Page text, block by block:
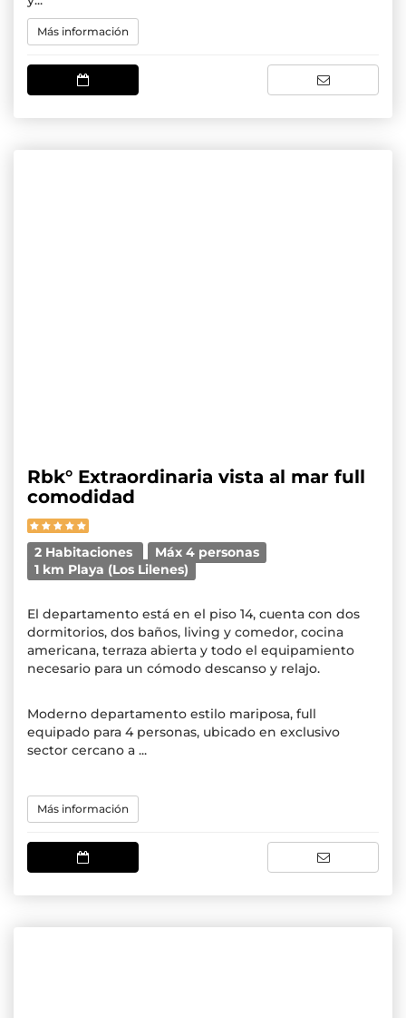
Más información
Rbk° Extraordinaria vista al mar full
comodidad
2 Habitaciones
Máx 4 personas
1 km Playa (Los Lilenes)
El departamento está en el piso 14, cuenta con dos
dormitorios, dos baños, living y comedor, cocina
americana, terraza abierta y todo el equipamiento
necesario para un cómodo descanso y relajo.
Moderno departamento estilo mariposa, full
equipado para 4 personas, ubicado en exclusivo
sector cercano a ...
Más información